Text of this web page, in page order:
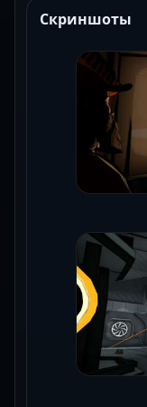
Скриншоты